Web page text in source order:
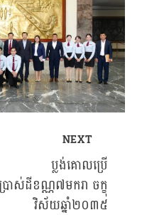
NEXT
ប្លង់គោលប្រើ
រាស់ដីខណ្ណ៧មករា ចក្ខុ
វិស័យឆ្នាំ២០៣៥